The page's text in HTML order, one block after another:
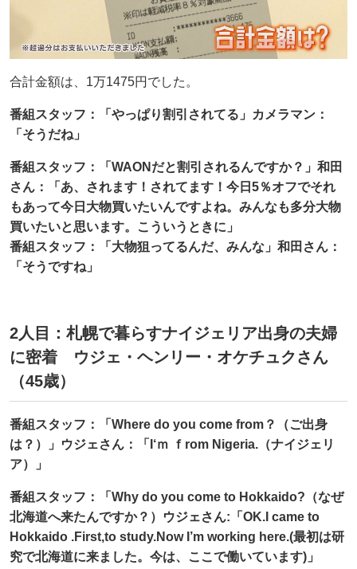
合計金額は、1万1475円でした。
番組スタッフ：「やっぱり割引されてる」カメラマン：
「そうだね」
番組スタッフ：「WAONだと割引されるんですか？」和田
さん：「あ、されます！されてます！今日5％オフでそれ
もあって今日大物買いたいんですよね。みんなも多分大物
買いたいと思います。こういうときに」
番組スタッフ：「大物狙ってるんだ、みんな」和田さん：
「そうですね」
2人目：札幌で暮らすナイジェリア出身の夫婦
に密着 ウジェ・ヘンリー・オケチュクさん
（45歳）
番組スタッフ：「Where do you come from？（ご出身
は？）」ウジェさん：「I‘ｍ ｆrom Nigeria.（ナイジェリ
ア）」
番組スタッフ：「Why do you come to Hokkaido?（なぜ
北海道へ来たんですか？）ウジェさん:「OK.I came to
Hokkaido .First,to study.Now I’m working here.(最初は研
究で北海道に来ました。今は、ここで働いています)」